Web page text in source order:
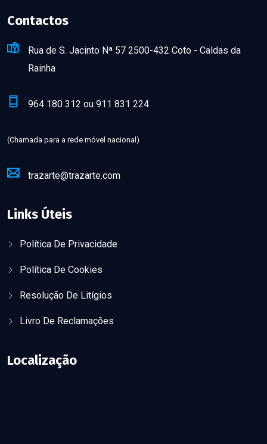
Contactos
Rua de S. Jacinto Nª 57 2500-432 Coto - Caldas da
Rainha
964 180 312 ou 911 831 224
(Chamada para a rede móvel nacional)
trazarte@trazarte.com
Links Úteis
Política De Privacidade
Política De Cookies
Resolução De Litígios
Livro De Reclamações
Localização